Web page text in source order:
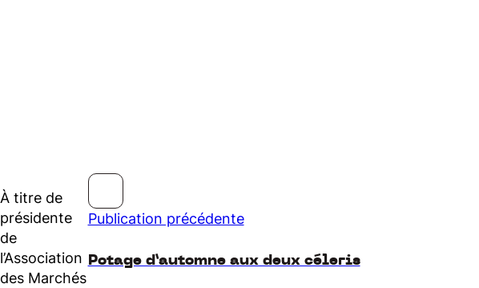
À titre de
présidente
de
l’Association
des Marchés
Publication précédente
Potage d’automne aux deux céleris